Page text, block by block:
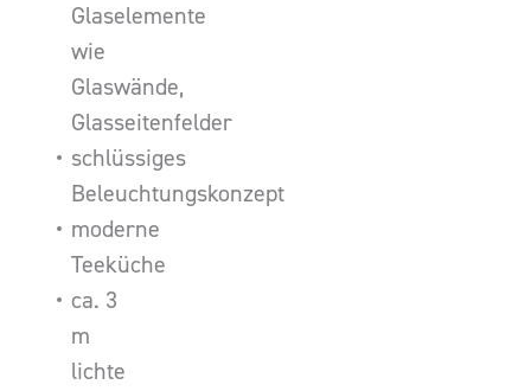
Glaselemente
wie
Glaswände,
Glasseitenfelder
schlüssiges
Beleuchtungskonzept
moderne
Teeküche
ca. 3
m
lichte